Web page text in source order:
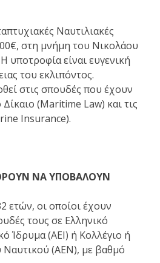
Ναυτιλιακές
στη μνήμη του Νικολάου
υποτροφία είναι ευγενική
του εκλιπόντος.
στις σπουδές που έχουν
(Maritime Law) και τις
Insurance).
ΝΑ ΥΠΟΒΑΛΟΥΝ
ετών, οι οποίοι έχουν
τους σε Ελληνικό
Ίδρυμα (ΑΕΙ) ή Κολλέγιο ή
Ναυτικού (ΑΕΝ), με βαθμό